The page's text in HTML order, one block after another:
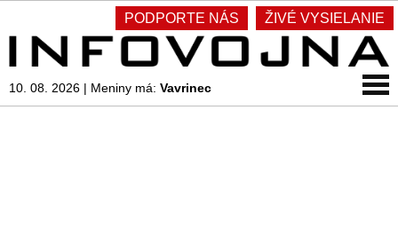
PODPORTE NÁS ŽIVÉ VYSIELANIE
10. 08. 2026 | Meniny má: Vavrinec